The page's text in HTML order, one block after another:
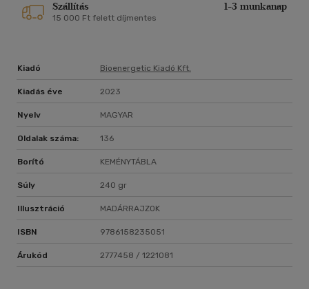
Szállítás 1-3 munkanap
15 000 Ft felett díjmentes
Kiadó Bioenergetic Kiadó Kft.
Kiadás éve 2023
Nyelv MAGYAR
Oldalak száma: 136
Borító KEMÉNYTÁBLA
Súly 240 gr
Illusztráció MADÁRRAJZOK
ISBN 9786158235051
Árukód 2777458 / 1221081